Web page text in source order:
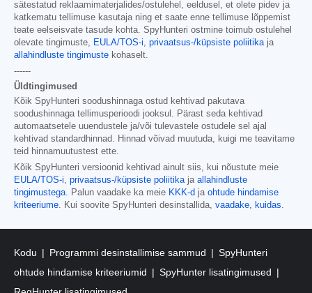
sätestatud reklaamimaterjalides/ostulehel, eeldusel, et olete pidev ja
katkematu tellimuse kasutaja ning et saate enne tellimuse lõppemist
teate eelseisvate tasude kohta. SpyHunteri ostmine toimub ostulehel
olevate tingimuste, EULA/TOS-i, privaatsus-/küpsiste poliitikaja
allahindluste tingimuste kohaselt.
------
Üldtingimused
Kõik SpyHunteri soodushinnaga ostud kehtivad pakutava
soodushinnaga tellimusperioodi jooksul. Pärast seda kehtivad
automaatsetele uuendustele ja/või tulevastele ostudele sel ajal
kehtivad standardhinnad. Hinnad võivad muutuda, kuigi me teavitame
teid hinnamuutustest ette.
Kõik SpyHunteri versioonid kehtivad ainult siis, kui nõustute meie
EULA/TOS-i, privaatsus-/küpsiste poliitikaja allahindluste
tingimustega. Palun vaadake ka meie KKK-d ja ohtude hindamise
kriteeriume. Kui soovite SpyHunteri desinstallida, vaadake, kuidas.
Kodu Programmi desinstallimise sammud
SpyHunteri
ohtude hindamise kriteeriumid
SpyHunter lisatingimused